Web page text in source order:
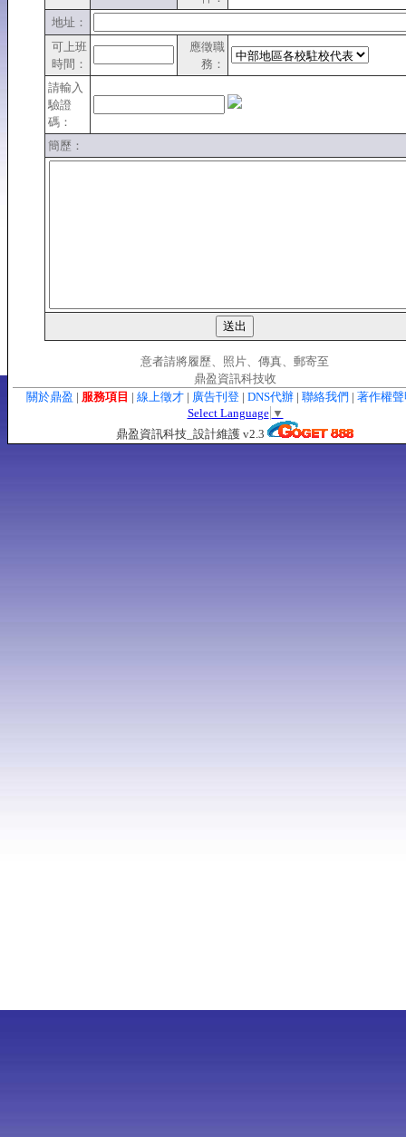
地址：
可上班
時間：
應徵職
務：
請輸入
驗證
碼：
簡歷：
意者請將履歷、照片、傳真、郵寄至
鼎盈資訊科技收
關於鼎盈 | 服務項目 | 線上徵才 | 廣告刊登 | DNS代辦 | 聯絡我們 | 著作
Select Language ▼
鼎盈資訊科技_設計維護 v2.3